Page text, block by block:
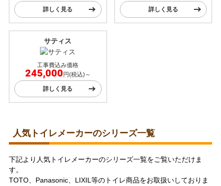
詳しく見る 詳しく見る
サティス
工事費込み価格
245,000 円(税込)～
詳しく見る
人気トイレメーカーのシリーズ一覧
下記より人気トイレメーカーのシリーズ一覧をご覧いただけま
す。
TOTO、Panasonic、LIXIL等のトイレ商品をお取扱いしておりま